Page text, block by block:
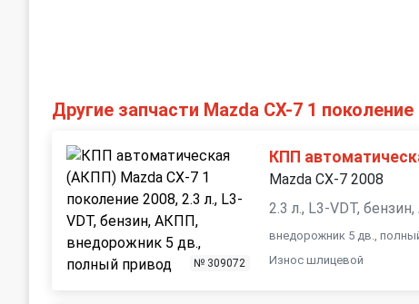
Другие запчасти Mazda CX-7 1 поколение
№ 309072
КПП
Mazda CX-7 2008
2.3 л., L3-VDT,
внедорожник 5 дв.,
Износ шлицевой